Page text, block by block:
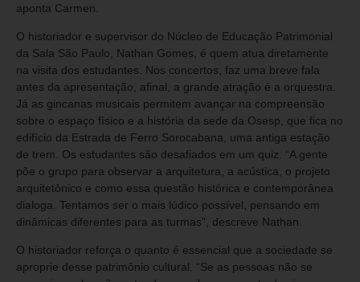
aponta Carmen.
O historiador e supervisor do Núcleo de Educação Patrimonial
da Sala São Paulo, Nathan Gomes, é quem atua diretamente
na visita dos estudantes. Nos concertos, faz uma breve fala
antes da apresentação, afinal, a grande atração é a orquestra.
Já as gincanas musicais permitem avançar na compreensão
sobre o espaço físico e a história da sede da Osesp, que fica no
edifício da Estrada de Ferro Sorocabana, uma antiga estação
de trem. Os estudantes são desafiados em um quiz. “A gente
põe o grupo para observar a arquitetura, a acústica, o projeto
arquitetônico e como essa questão histórica e contemporânea
dialoga. Tentamos ser o mais lúdico possível, pensando em
dinâmicas diferentes para as turmas”, descreve Nathan.
O historiador reforça o quanto é essencial que a sociedade se
aproprie desse patrimônio cultural. “Se as pessoas não se